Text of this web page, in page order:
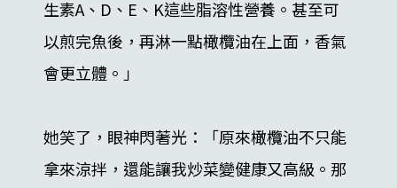
生素A、D、E、K這些脂溶性營養。甚至可
以煎完魚後，再淋一點橄欖油在上面，香氣
會更立體。」
她笑了，眼神閃著光：「原來橄欖油不只能
拿來涼拌，還能讓我炒菜變健康又高級。那